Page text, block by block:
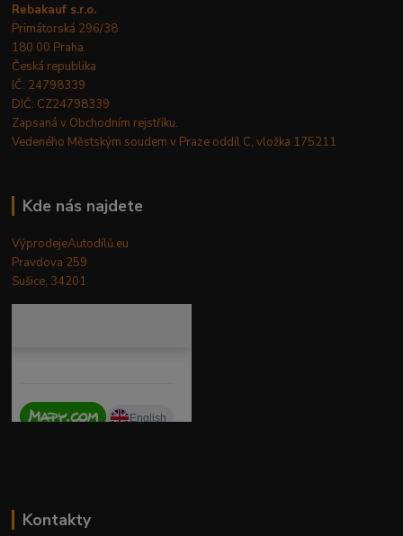
Rebakauf s.r.o.
Primátorská 296/38
180 00 Praha
Česká republika
IČ: 24798339
DIČ: CZ24798339
Zapsaná v Obchodním rejstříku.
Vedeného Městským soudem v Praze oddíl C, vložka 175211
Kde nás najdete
VýprodejeAutodílů.eu
Pravdova 259
Sušice, 34201
Kontakty